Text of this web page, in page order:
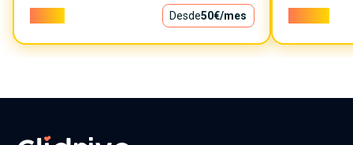
Desde50€/mes